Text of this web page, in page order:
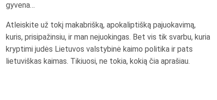
gyvena…
Atleiskite už tokį makabrišką, apokaliptišką pajuokavimą,
kuris, prisipažinsiu, ir man nejuokingas. Bet vis tik svarbu, kuria
kryptimi judės Lietuvos valstybinė kaimo politika ir pats
lietuviškas kaimas. Tikiuosi, ne tokia, kokią čia aprašiau.